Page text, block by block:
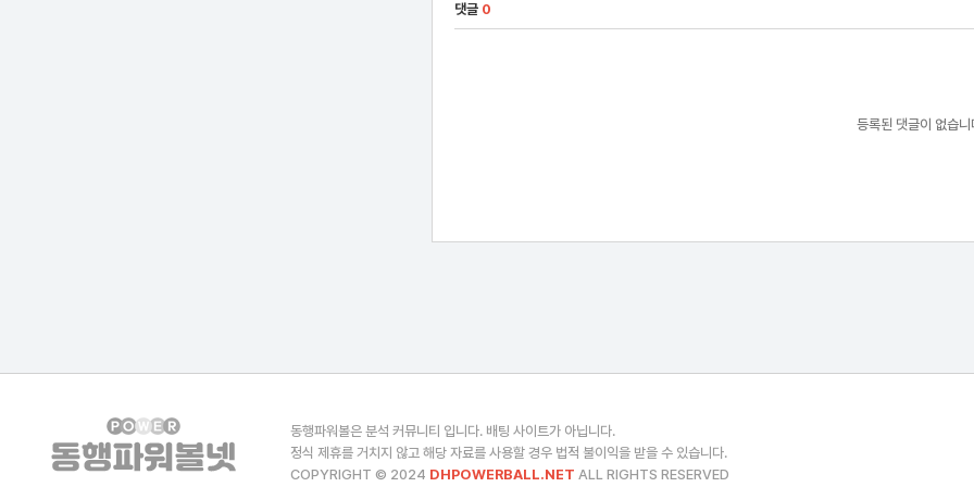
댓글 0
등록된 댓글이 없습니
동행파워볼은 분석 커뮤니티 입니다. 배팅 사이트가 아닙니다.
정식 제휴를 거치지 않고 해당 자료를 사용할 경우 법적 불이익을 받을 수 있습니다.
COPYRIGHT © 2024 DHPOWERBALL.NET ALL RIGHTS RESERVED